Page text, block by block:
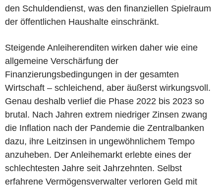
den Schuldendienst, was den finanziellen Spielraum
der öffentlichen Haushalte einschränkt.
Steigende Anleiherenditen wirken daher wie eine
allgemeine Verschärfung der
Finanzierungsbedingungen in der gesamten
Wirtschaft – schleichend, aber äußerst wirkungsvoll.
Genau deshalb verlief die Phase 2022 bis 2023 so
brutal. Nach Jahren extrem niedriger Zinsen zwang
die Inflation nach der Pandemie die Zentralbanken
dazu, ihre Leitzinsen in ungewöhnlichem Tempo
anzuheben. Der Anleihemarkt erlebte eines der
schlechtesten Jahre seit Jahrzehnten. Selbst
erfahrene Vermögensverwalter verloren Geld mit